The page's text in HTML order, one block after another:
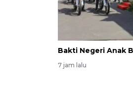
Bakti Negeri Anak
7 jam lalu